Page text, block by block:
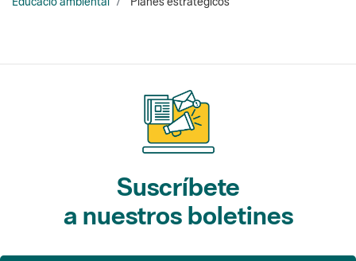
Suscríbete
a nuestros boletines